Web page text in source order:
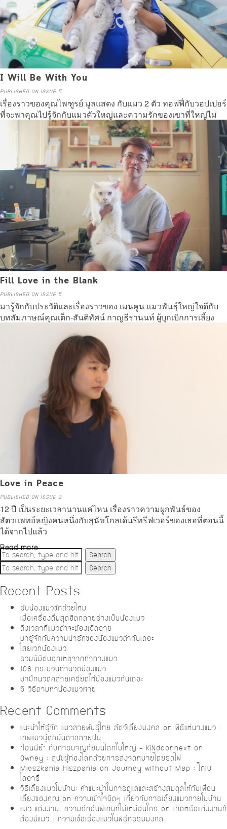
I Will Be With You
PUBLISHED ON ISSUE 5
เรื่องราวของคุณไพฑูรย์ มูลแสดง กับแมว 2 ตัว ทอฟฟี่กับวอปเปอร์
ที่จะพาคุณไปรู้จักกับแมวตัวใหญ่และความรักของเขาที่ใหญ่ไม่
Fill Love in the Blank
PUBLISHED ON ISSUE 5
มารู้จักกับประวัติและเรื่องราวของ เมนคูน แมวพันธุ์ใหญ่ใจดีกับ
บทสัมภาษณ์คุณเต็ก-สันติทัศน์ กาญธีรานนท์ ผู้บุกเบิกการเลี้ยง
Love in Peace
PUBLISHED ON ISSUE 2
12 ปี เป็นระยะเวลานานแค่ไหน เรื่องราวความผูกพันธ์ของ
สัตวแพทย์หญิงคนหนึ่งกับสุนัขโกลเด้นรีทรีฟเวอร์ของเธอที่ตอนนี้
ได้จากไปแล้ว
Read more
Search
Search
Recent Posts
รับน้องแมวซักถ้วยไหม
เมื่อเครื่องดื่มสุดฮิตกลายร่างเป็นน้องแมว
ถึงเวลาที่แมวดำจะต้องเฉิดฉาย
มารู้จักกับความน่ารักของน้องแมวดำกันเถอะ
ไสยเวทน้องแมว
รวมนิมิตบอกเหตุจากท่าทางแมว
108 กระบวนท่านวดน้องแมว
มาฝึกนวดคลายเครียดให้น้องแมวกันเถอะ
5 วิธีตามหาน้องแมวหาย
Recent Comments
แนะนำให้รู้จัก แมวสายพันธุ์ไทย สัตว์เลี้ยงมงคล on พิธีแห่นางแมว :
เทพแมวผู้ดลบันดาลสายฝน
“โอนนีย์” กับการผจญภัยบนโลกใบใหญ่ – KiNdconnext on
Owney : สุนัขผู้ท่องโลกด้วยการส่งจดหมายโดยรถไฟ
Mieszkania Hiszpania on Journey without Map : โกเบ
ไดอารี่
วิธีเลี้ยงแมวในบ้าน: คำแนะนำในการดูแลและสร้างสมดุลให้กับเพื่อน
เลี้ยงของคุณ on ความเข้าใจผิดๆ เกี่ยวกับการเลี้ยงแมวภายในบ้าน
แมว แต่งงาน: ความรักอันพิเศษที่ไม่เหมือนใคร on เกิดหรือแต่งงานก็
ต้องมีแมว : ความเชื่อเรื่องแมวในพิธีกรรมมงคล